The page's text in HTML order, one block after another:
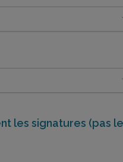
les signatures (pas